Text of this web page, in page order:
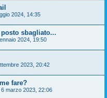
2024, 14:35
sbagliato...
2024, 19:50
2023, 20:42
fare?
6 marzo 2023, 22:06